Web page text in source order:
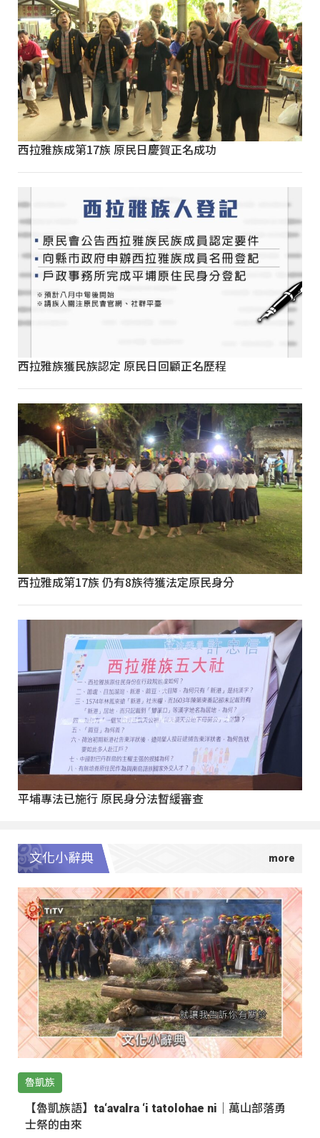
西拉雅族成第17族 原民日慶賀正名成功
西拉雅族獲民族認定 原民日回顧正名歷程
西拉雅成第17族 仍有8族待獲法定原民身分
平埔專法已施行 原民身分法暫緩審查
文化小辭典
魯凱族
【魯凱族語】ta‘avalra ‘i tatolohae ni｜萬山部落勇
士祭的由來